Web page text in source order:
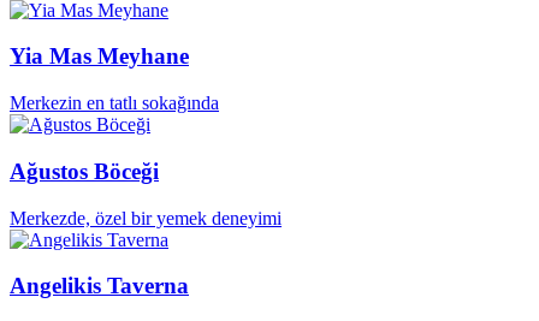
Yia Mas Meyhane
Merkezin en tatlı sokağında
Ağustos Böceği
Merkezde, özel bir yemek deneyimi
Angelikis Taverna